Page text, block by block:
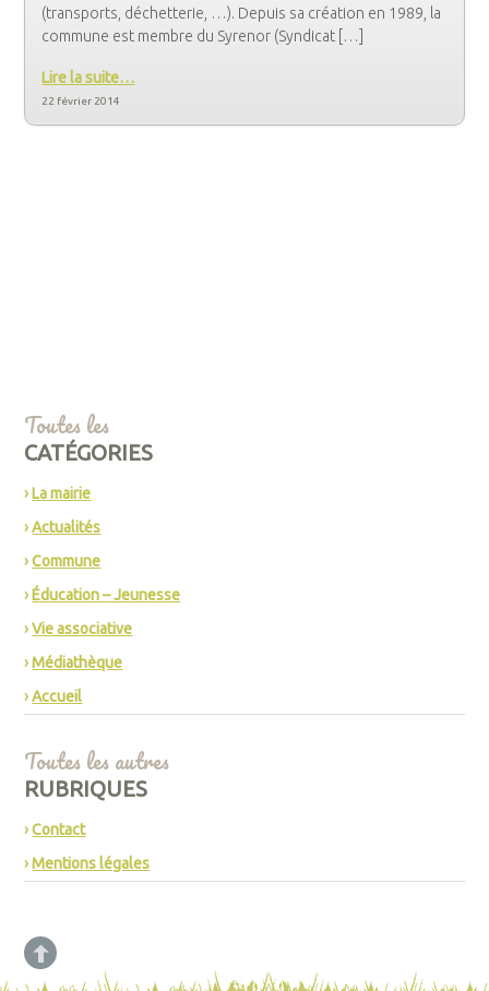
(transports, déchetterie, …). Depuis sa création en 1989, la
commune est membre du Syrenor (Syndicat […]
Lire la suite…
22 février 2014
Toutes les
CATÉGORIES
La mairie
Actualités
Commune
Éducation – Jeunesse
Vie associative
Médiathèque
Accueil
Toutes les autres
RUBRIQUES
Contact
Mentions légales